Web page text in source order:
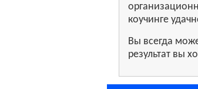
коучинге
Вы всегда
результат вы